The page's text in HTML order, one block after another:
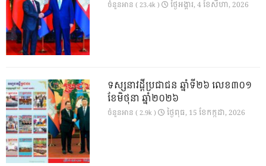
ចំនួនអាន ( 23.4k ) ថ្ងៃ​អង្គារ, 4 ខែ​សីហា, 2026
ទស្សនាវដ្ដីប្រជាជន ឆ្នាំទី២៦ លេខ៣០១
ខែមិថុនា ឆ្នាំ២០២៦
ចំនួនអាន ( 2.9k ) ថ្ងៃ​ពុធ, 15 ខែ​កក្កដា, 2026